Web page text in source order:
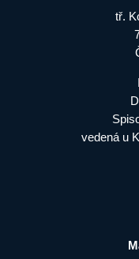
tř.
vedená u